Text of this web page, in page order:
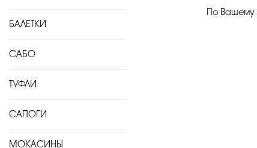
БАЛЕТКИ
САБО
ТУФЛИ
САПОГИ
МОКАСИНЫ
По Вашему